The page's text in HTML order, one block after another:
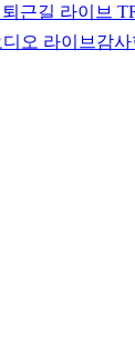
근길 라이브
디오 라이브 감